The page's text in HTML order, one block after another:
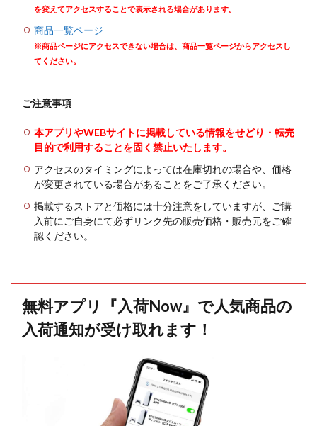
を変えてアクセスすることで表示される場合があります。
商品一覧ページ
※商品ページにアクセスできない場合は、商品一覧ページからアクセスし
てください。
ご注意事項
本アプリやWEBサイトに掲載している情報をせどり・転売
目的で利用することを固く禁止いたします。
アクセスのタイミングによっては在庫切れの場合や、価格
が変更されている場合があることをご了承ください。
掲載するストアと価格には十分注意をしていますが、ご購
入前にご自身にて必ずリンク先の販売価格・販売元をご確
認ください。
無料アプリ『入荷Now』で人気商品の
入荷通知が受け取れます！